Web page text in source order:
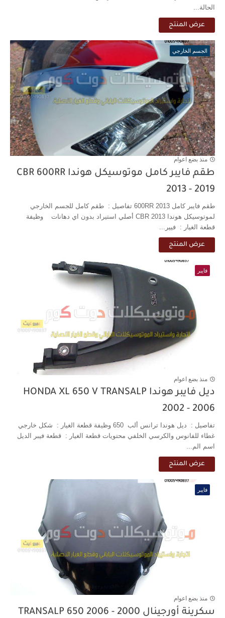
الحالة...
عرض المنتج
الجسم الخارجي
منذ بضع اعوام
طقم فايبر كامل موتوسيكل هوندا CBR 600RR
2013 - 2019
طقم فايبر كامل 600RR 2013 تفاصيل : طقم كامل للجسم الخارجي
لموتوسيكل هوندا CBR 2013 أصلي استيراد بدون اي دهانات وظيفة
قطعة الغيار : فيير...
عرض المنتج
فايبر
منذ بضع اعوام
ديل فايبر هوندا HONDA XL 650 V TRANSALP
2002 - 2006
تفاصيل : ديل هوندا ترانس ألب 650 وظيفة قطعة الغيار : شكل خارجي
غطاء للفانوس والكرسي الخلفي محتويات قطعة الغيار : قطعة فيبر الديل
اسم الم...
عرض المنتج
فايبر
منذ بضع اعوام
سكرينة أورجينال 2000 - 2006 TRANSALP 650